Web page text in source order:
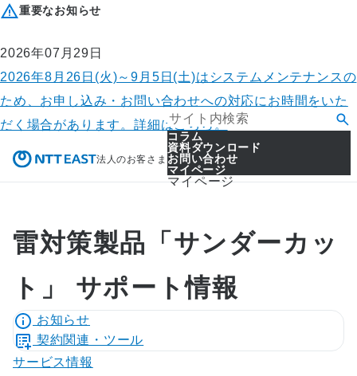
重要なお知らせ
2026年07月29日
2026年8月26日(火)～9月5日(土)はシステムメンテナンスの
ため、お申し込み・お問い合わせへの対応にお時間をいた
だく場合があります。詳細はこちら。
法人のお客さま
コラム
資料ダウンロード
お問い合わせ
マイページ
マイページ
雷対策製品「サンダーカッ
ト」 サポート情報
お知らせ
契約関連・ツール
サービス情報